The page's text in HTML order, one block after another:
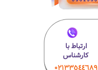
ارتباط با
کارشناس
۰۲۱٣٣٥٤٤٦٨٩